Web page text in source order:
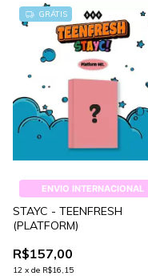
GRÁTIS
ENVIO INTERNACIONAL
STAYC - TEENFRESH
(PLATFORM)
R$157,00
12 x de R$16,15